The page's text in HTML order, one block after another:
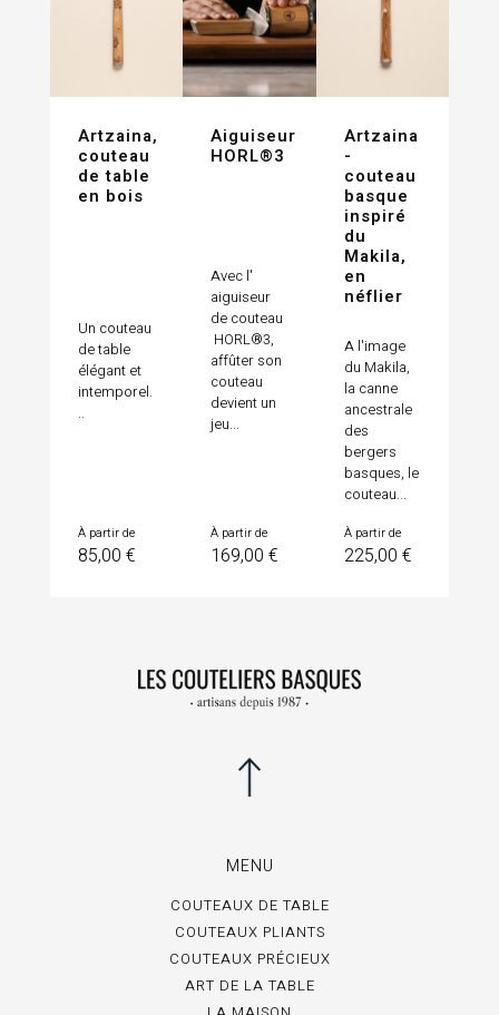
Artzaina,
couteau
de table
en bois
Un couteau
de table
élégant et
intemporel.
..
À partir de
85,00 €
Aiguiseur
HORL®3
Avec l'
aiguiseur
de couteau
HORL®3,
affûter son
couteau
devient un
jeu...
À partir de
169,00 €
Artzaina
-
couteau
basque
inspiré
du
Makila,
en
néflier
A l'image
du Makila,
la canne
ancestrale
des
bergers
basques, le
couteau...
À partir de
225,00 €
MENU
COUTEAUX DE TABLE
COUTEAUX PLIANTS
COUTEAUX PRÉCIEUX
ART DE LA TABLE